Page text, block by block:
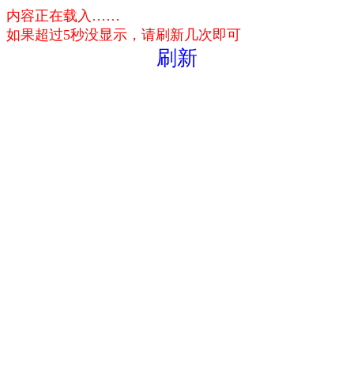
内容正在载入……
如果超过5秒没显示，请刷新几次即可
刷新